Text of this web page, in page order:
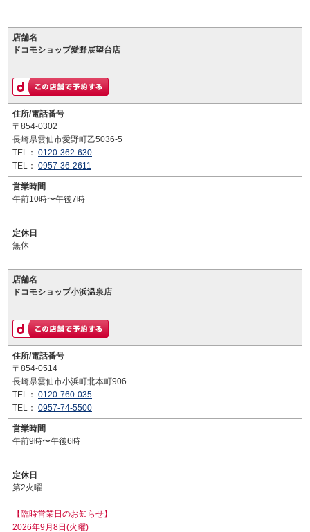
店舗名
ドコモショップ愛野展望台店
住所/電話番号
〒854-0302
長崎県雲仙市愛野町乙5036-5
TEL： 0120-362-630
TEL： 0957-36-2611
営業時間
午前10時〜午後7時
定休日
無休
店舗名
ドコモショップ小浜温泉店
住所/電話番号
〒854-0514
長崎県雲仙市小浜町北本町906
TEL： 0120-760-035
TEL： 0957-74-5500
営業時間
午前9時〜午後6時
定休日
第2火曜
【臨時営業日のお知らせ】
2026年9月8日(火曜)